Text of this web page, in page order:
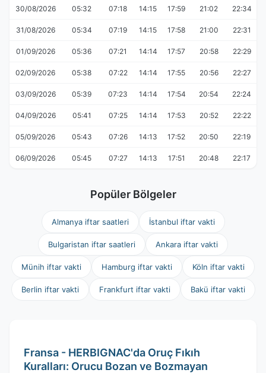
30/08/2026 05:32 07:18 14:15 17:59 21:02 22:34
31/08/2026 05:34 07:19 14:15 17:58 21:00 22:31
01/09/2026 05:36 07:21 14:14 17:57 20:58 22:29
02/09/2026 05:38 07:22 14:14 17:55 20:56 22:27
03/09/2026 05:39 07:23 14:14 17:54 20:54 22:24
04/09/2026 05:41 07:25 14:14 17:53 20:52 22:22
05/09/2026 05:43 07:26 14:13 17:52 20:50 22:19
06/09/2026 05:45 07:27 14:13 17:51 20:48 22:17
Popüler Bölgeler
Almanya iftar saatleri İstanbul iftar vakti
Bulgaristan iftar saatleri Ankara iftar vakti
Münih iftar vakti Hamburg iftar vakti Köln iftar vakti
Berlin iftar vakti Frankfurt iftar vakti Bakü iftar vakti
Fransa - HERBIGNAC'da Oruç Fıkıh
Kuralları: Orucu Bozan ve Bozmayan